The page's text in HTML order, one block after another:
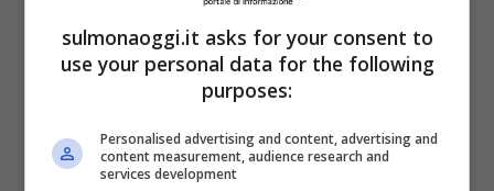
che la pacata Vergine potesse
nascondere una natura così
complessa? Governata da Mercurio,
pianeta dell’intelligenza e
dell’arguzia,la Vergine non è così
sulmonaoggi.it asks for your consent to
use your personal data for the following
purposes:
Personalised advertising and content, advertising and
content measurement, audience research and
services development